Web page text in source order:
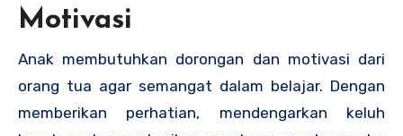
Motivasi
Anak membutuhkan dorongan dan motivasi dari
orang tua agar semangat dalam belajar. Dengan
memberikan perhatian, mendengarkan keluh